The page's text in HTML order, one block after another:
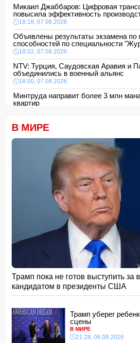
Микаил Джаббаров: Цифровая
повысила эффективность
18:18, 07.08.2026
Объявлены результаты экзамена
способностей по специальности
18:02, 07.08.2026
NTV: Турция, Саудовская Аравия и
объединились в военный альянс
18:00, 07.08.2026
Минтруда направит более 3 млн
квартир
Сформирована структура Совета по
Пожар в историческом здании в
16:16, 07.08.2026
В Испании ликвидировали
группировку
16:00, 07.08.2026
Сообщается об ухудшении состояния
Моджтабы Хаменеи
15:48, 07.08.2026
Еще одна женщина скончалась
операции, проведенной Сеймуром
Алтай Байындыр продолжит карьеру
15:08, 07.08.2026
ВС РФ взяли под контроль Анискино
области
15:00, 07.08.2026
Кинолог развеял миф о собачьей
14:48, 07.08.2026
По делу Arzum 9999 назначена
экспертиза
В МИРЕ
Трамп пока не готов выступить
кандидатом в президенты США
Трамп уберег
сцены
В МИРЕ
21:28, 06.08.2026